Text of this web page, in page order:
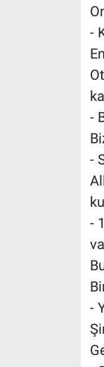
-
-
-
-
-